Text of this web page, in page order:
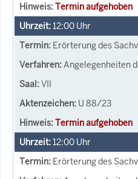
Termin aufgehoben
12:00 Uhr
Erörterung des
Angelegenheiten
VII
U 88/23
Termin aufgehoben
12:00 Uhr
Erörterung des